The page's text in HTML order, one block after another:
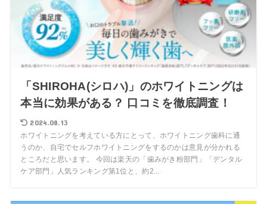
「SHIROHA(シロハ)」のホワイトニングは
本当に効果がある？ 口コミを徹底調査！
2024.08.13
ホワイトニングを考えている方にとって、ホワイトニング歯科に通
うのか、自宅でセルフホワイトニングをするのかは意見が分かれる
ところだと思います。 今回は楽天の「歯みがき粉部門」「デンタル
ケア部門」人気ランキング第1位と、約2...